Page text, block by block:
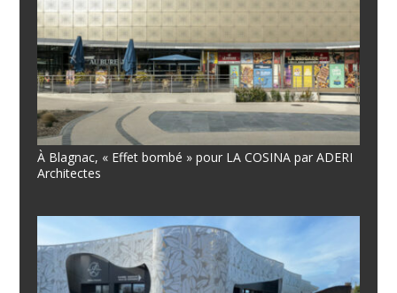
À Blagnac, « Effet bombé » pour LA COSINA par ADERI
Architectes